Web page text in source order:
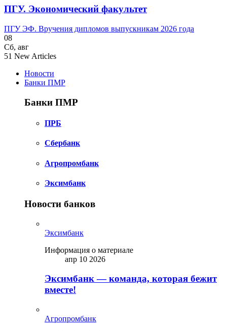
ПГУ. Экономический факультет
ПГУ ЭФ. Вручения дипломов выпускникам 2026 года
08
Сб, авг
51 New Articles
Новости
Банки ПМР
Банки ПМР
ПРБ
Сбербанк
Агропромбанк
Эксимбанк
Новости банков
Эксимбанк
Информация о материале
апр 10 2026
Эксимбанк — команда, которая бежит
вместе!
Агропромбанк